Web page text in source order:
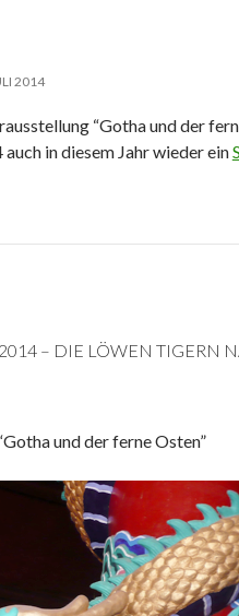
2014
“Gotha und der
in diesem Jahr wieder ein
2014 – DIE LÖWEN TIGERN
und der ferne Osten”